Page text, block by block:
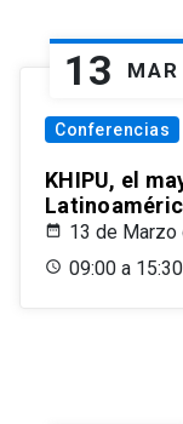
13 MAR
Conferencias
KHIPU, el
13 de Marzo
09:00 a 15:30